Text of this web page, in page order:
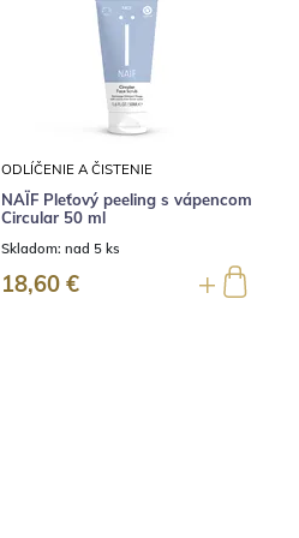
ODLÍČENIE A ČISTENIE
NAÏF Pleťový peeling s vápencom
Circular 50 ml
Skladom: nad 5 ks
18,60 €